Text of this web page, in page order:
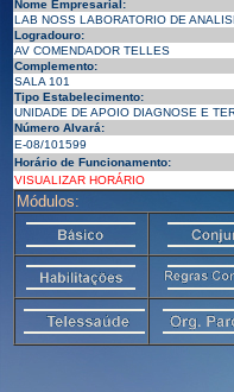
Nome Empresarial:
LAB NOSS LABORATORIO DE
Logradouro:
AV COMENDADOR TELLES
Complemento:
SALA 101
Tipo Estabelecimento:
UNIDADE DE APOIO DIAGNOSE E
Número Alvará:
E-08/101599
Horário de Funcionamento:
VISUALIZAR HORÁRIO
Módulos: